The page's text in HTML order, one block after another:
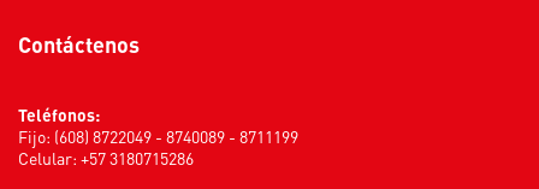
Contáctenos
Teléfonos:
Fijo: (608) 8722049 - 8740089 - 8711199
Celular: +57 3180715286